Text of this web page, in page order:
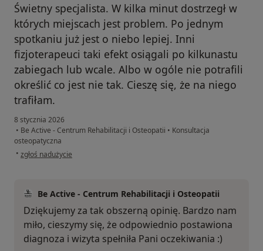
Świetny specjalista. W kilka minut dostrzegł w
których miejscach jest problem. Po jednym
spotkaniu już jest o niebo lepiej. Inni
fizjoterapeuci taki efekt osiągali po kilkunastu
zabiegach lub wcale. Albo w ogóle nie potrafili
określić co jest nie tak. Cieszę się, że na niego
trafiłam.
8 stycznia 2026
• Be Active - Centrum Rehabilitacji i Osteopatii • Konsultacja
osteopatyczna
• w opinii użytkownika Ka.
zgłoś nadużycie
Be Active - Centrum Rehabilitacji i Osteopatii
Dziękujemy za tak obszerną opinię. Bardzo nam
miło, cieszymy się, że odpowiednio postawiona
diagnoza i wizyta spełniła Pani oczekiwania :)